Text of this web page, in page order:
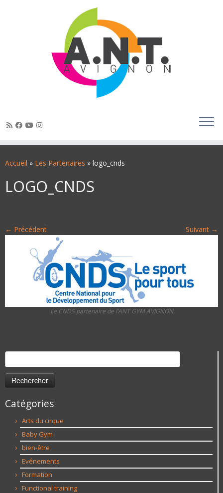
auAccueil » Les Partenaires » logo_cnds
LOGO_CNDS
← Précédent Suivant →
Le CNDS partenaire de l’ANT GYM AVIGNON
Rechercher :
Catégories
Arts du cirque
Baby Gym
bien-être
Evénements
Formation
Functional training